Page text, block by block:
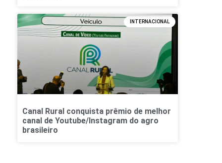
INTERNACIONAL
Canal Rural conquista prêmio de melhor
canal de Youtube/Instagram do agro
brasileiro